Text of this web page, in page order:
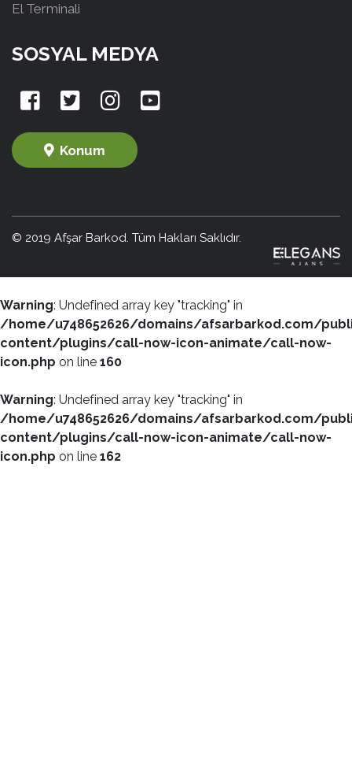
El Terminali
SOSYAL MEDYA
Konum
© 2019 Afşar Barkod. Tüm Hakları Saklıdır.
Warning: Undefined array key "tracking" in
/home/u748652626/domains/afsarbarkod.com/
content/plugins/call-now-icon-animate/call-now-
icon.php on line 160
Warning: Undefined array key "tracking" in
/home/u748652626/domains/afsarbarkod.com/
content/plugins/call-now-icon-animate/call-now-
icon.php on line 162